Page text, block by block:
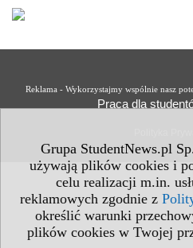
Grupa StudentNews.pl
używają plików cookies i
celu realizacji m.in.
reklamowych zgodnie z
określić warunki
plików cookies w Twojej
Reklama - Wykorzystajmy wspólnie nasz
Praca dla